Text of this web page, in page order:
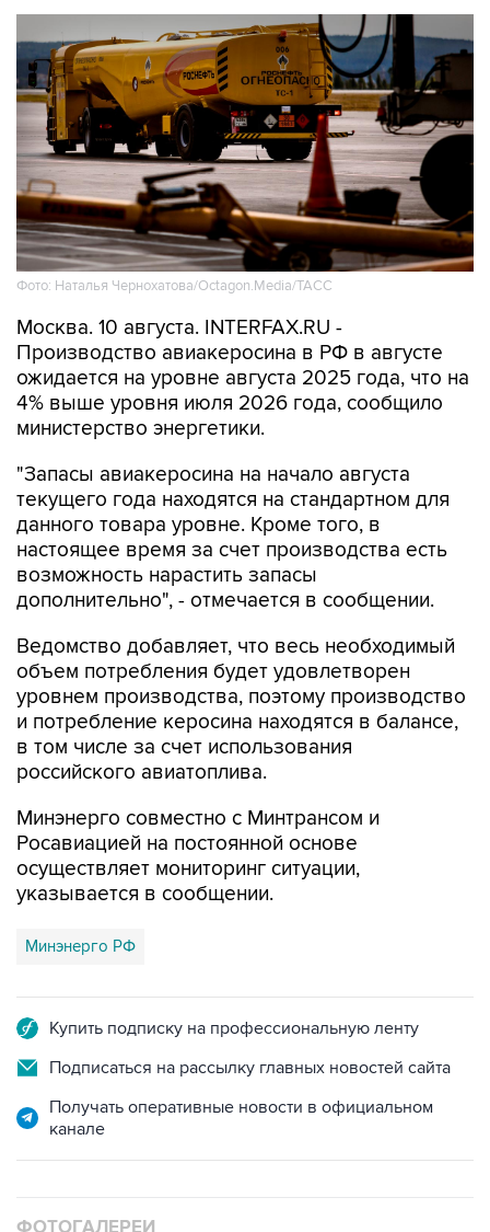
Фото: Наталья Чернохатова/Octagon.Media/ТАСС
Москва. 10 августа. INTERFAX.RU -
Производство авиакеросина в РФ в августе
ожидается на уровне августа 2025 года, что на
4% выше уровня июля 2026 года, сообщило
министерство энергетики.
"Запасы авиакеросина на начало августа
текущего года находятся на стандартном для
данного товара уровне. Кроме того, в
настоящее время за счет производства есть
возможность нарастить запасы
дополнительно", - отмечается в сообщении.
Ведомство добавляет, что весь необходимый
объем потребления будет удовлетворен
уровнем производства, поэтому производство
и потребление керосина находятся в балансе,
в том числе за счет использования
российского авиатоплива.
Минэнерго совместно с Минтрансом и
Росавиацией на постоянной основе
осуществляет мониторинг ситуации,
указывается в сообщении.
Минэнерго РФ
Купить подписку на профессиональную ленту
Подписаться на рассылку главных новостей сайта
Получать оперативные новости в официальном
канале
ФОТОГАЛЕРЕИ